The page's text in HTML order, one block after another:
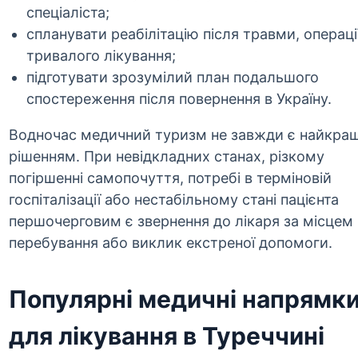
спеціаліста;
спланувати реабілітацію після травми,
тривалого лікування;
підготувати зрозумілий план подальшого
спостереження після повернення в Україну.
Водночас медичний туризм не завжди є
рішенням. При невідкладних станах, різкому
погіршенні самопочуття, потребі в терміновій
госпіталізації або нестабільному стані пацієнта
першочерговим є звернення до лікаря за місцем
перебування або виклик екстреної допомоги.
Популярні медичні
для лікування в Туреччині